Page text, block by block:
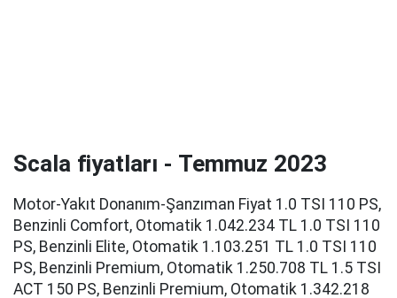
Scala fiyatları - Temmuz 2023
Motor-Yakıt Donanım-Şanzıman Fiyat 1.0 TSI 110 PS,
Benzinli Comfort, Otomatik 1.042.234 TL 1.0 TSI 110
PS, Benzinli Elite, Otomatik 1.103.251 TL 1.0 TSI 110
PS, Benzinli Premium, Otomatik 1.250.708 TL 1.5 TSI
ACT 150 PS, Benzinli Premium, Otomatik 1.342.218